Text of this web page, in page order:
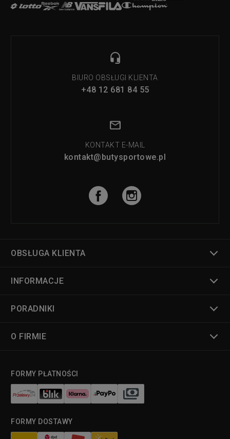
BIURO OBSŁUGI KLIENTA
+48 12 681 84 55
KONTAKT E-MAIL
kontakt@butysportowe.pl
OBSŁUGA KLIENTA
INFORMACJE
PORADNIKI
O FIRMIE
FORMY PŁATNOŚCI
FORMY DOSTAWY